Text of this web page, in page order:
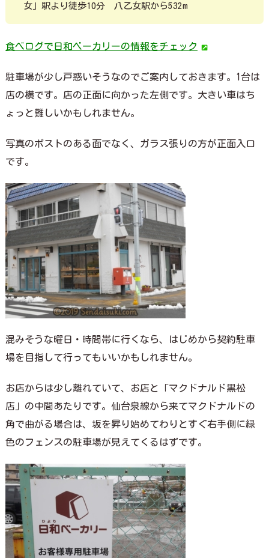
女」駅より徒歩10分 八乙女駅から532m
食べログで日和ベーカリーの情報をチェック
駐車場が少し戸惑いそうなのでご案内しておきます。1台は
店の横です。店の正面に向かった左側です。大きい車はち
ょっと難しいかもしれません。
写真のポストのある面でなく、ガラス張りの方が正面入口
です。
混みそうな曜日・時間帯に行くなら、はじめから契約駐車
場を目指して行ってもいいかもしれません。
お店からは少し離れていて、お店と「マクドナルド黒松
店」の中間あたりです。仙台泉線から来てマクドナルドの
角で曲がる場合は、坂を昇り始めてわりとすぐ右手側に緑
色のフェンスの駐車場が見えてくるはずです。